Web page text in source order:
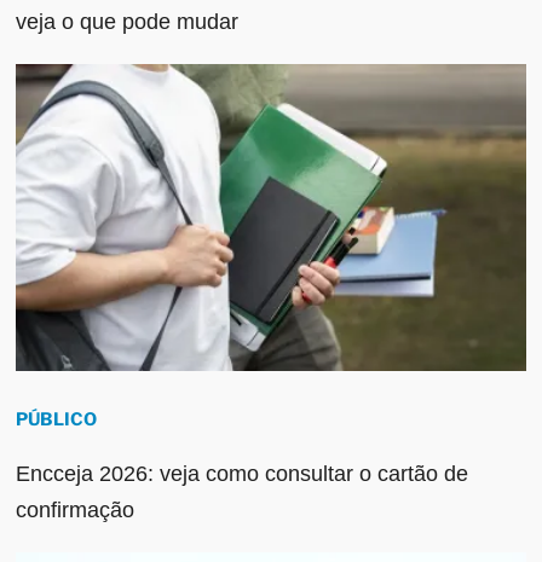
veja o que pode mudar
PÚBLICO
Encceja 2026: veja como consultar o cartão de
confirmação